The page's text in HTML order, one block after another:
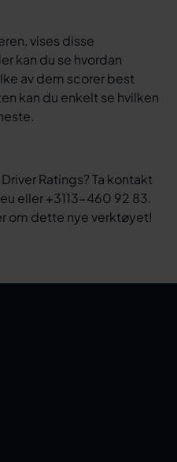
vises disse
kan du se hvordan
av dem scorer best
kan du enkelt se hvilken
Ratings? Ta kontakt
eller +3113-460 92 83.
om dette nye verktøyet!